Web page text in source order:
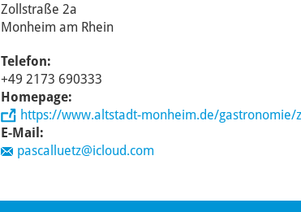
Zollstraße 2a
Monheim am Rhein
Telefon:
+49 2173 690333
Homepage:
https://www.altstadt-monheim.de/gastronomie/
E-Mail:
pascalluetz@icloud.com